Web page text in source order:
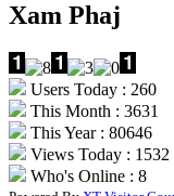
Xam Phaj
Users Today : 260
This Month : 3631
This Year : 80646
Views Today : 1532
Who's Online : 8